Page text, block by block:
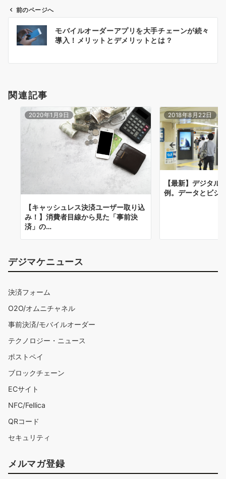
e
b
o
o
er
er a
投
稿
ナ
ゲ
前のページへ
モバイルオーダーアプリを大手チェーンが続々
導入！メリットとデメリットとは？
関連記事
2020年1月9日
【キャッシュレス決済ユーザー取り込
み！】消費者目線から見た「事前決
済」の…
2018年8月22日
【最新】デジタル
例。データとビジ
デジマケニュース
決済フォーム
O2O/オムニチャネル
事前決済/モバイルオーダー
テクノロジー・ニュース
ポストペイ
ブロックチェーン
ECサイト
NFC/Fellica
QRコード
セキュリティ
メルマガ登録